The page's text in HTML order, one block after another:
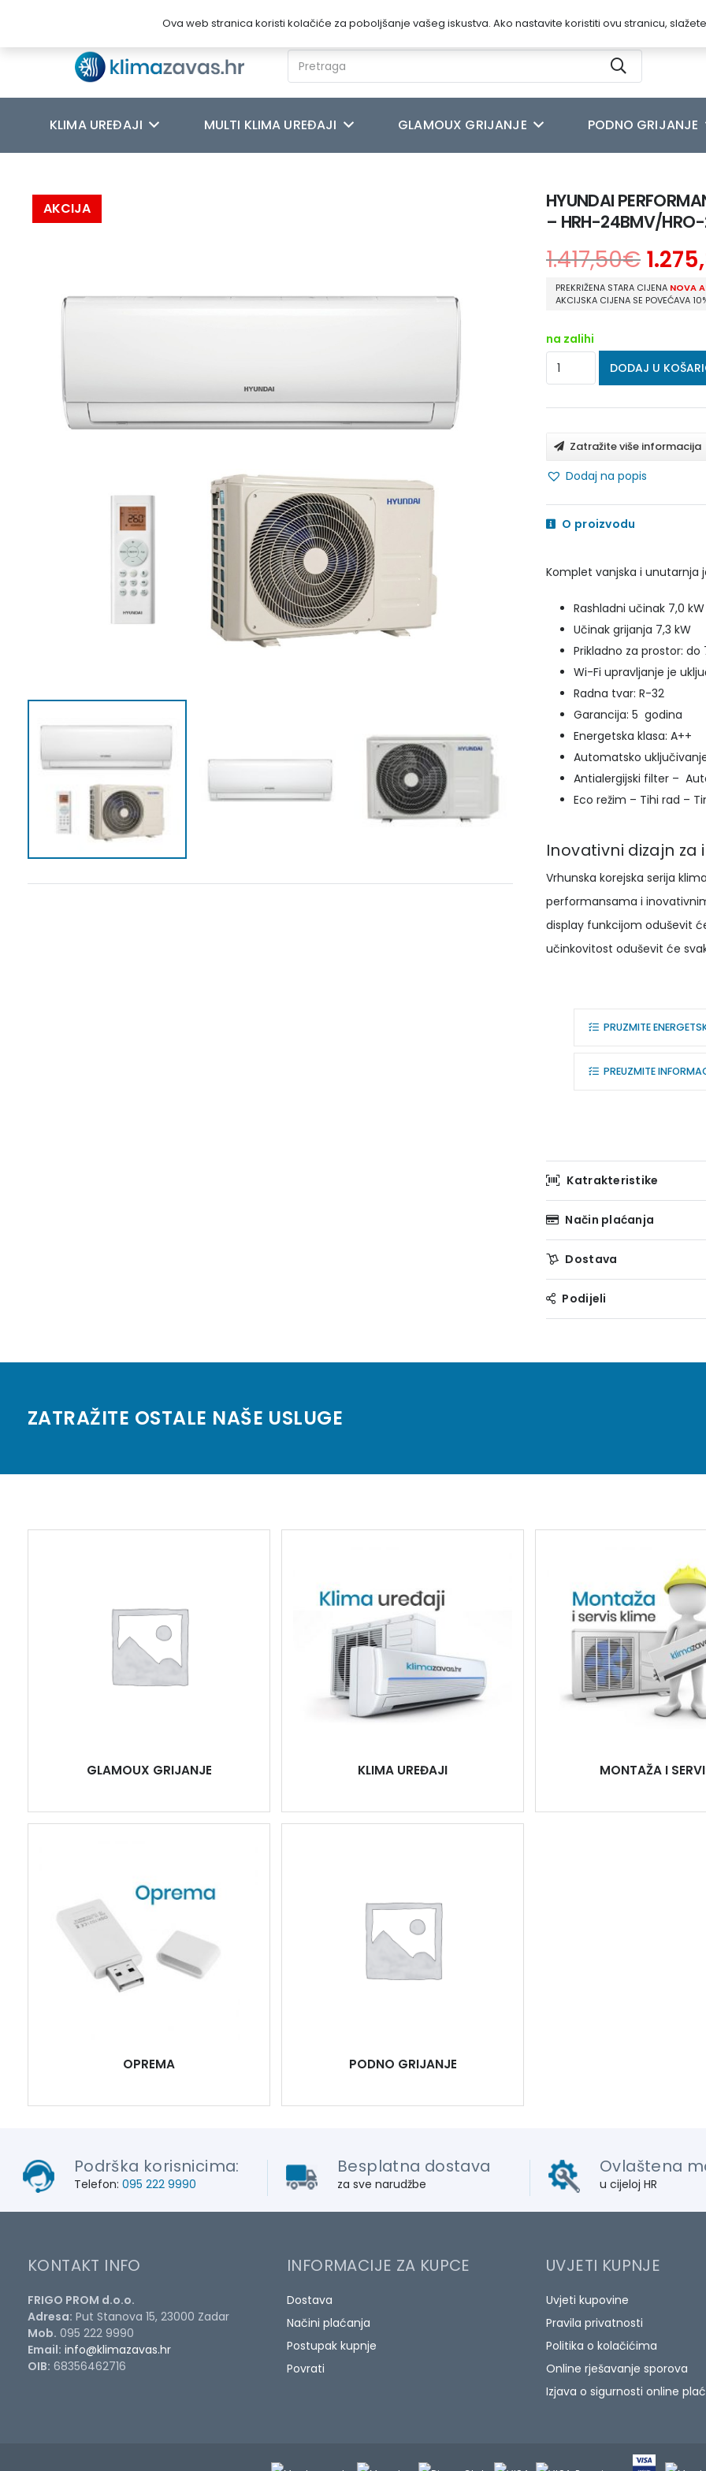
Kontakt
KLIMA UREĐAJI MULTI KLIMA UREĐAJI GLAMOUX GRIJANJE PODNO GRIJANJE
AKCIJA
HYUNDAI
– HRH-24BMV/
1.417,50€
PREKRIŽENA STARA CIJENA NOVA
AKCIJSKA CIJENA SE POVEĆAVA
na zalihi
HYUNDAI
PERFORMANCE
INVERTER
KLIMA
UREĐAJ
7.0
kW
HRH-
24BMV
količina
DODAJ U
Zatražite više informacija
Dodaj na popis
O proizvodu
Komplet vanjska i unutarnja
Rashladni učinak 7,0 kW
Učinak grijanja 7,3 kW
Prikladno za prostor: do
Wi-Fi upravljanje je
Radna tvar: R-32
Garancija: 5 godina
Energetska klasa: A++
Automatsko
Antialergijski filter –
Eco režim – Tihi rad –
Inovativni dizajn
Vrhunska korejska serija
performansama i
display funkcijom oduševit
učinkovitost oduševit će
PRUZMITE
PREUZMITE
Katrakteristike
Način plaćanja
Dostava
Podijeli
ZATRAŽITE OSTALE NAŠE USLUGE
GLAMOUX GRIJANJE KLIMA UREĐAJI MONTAŽA I
OPREMA PODNO GRIJANJE
Podrška korisnicima:
Telefon: 095 222 9990
Besplatna dostava
za sve narudžbe
Ovlaštena
u cijeloj HR
KONTAKT INFO
FRIGO PROM d.o.o.
Adresa: Put Stanova 15, 23000 Zadar
Mob. 095 222 9990
Email: info@klimazavas.hr
OIB: 68356462716
INFORMACIJE ZA KUPCE
Dostava
Načini plaćanja
Postupak kupnje
Povrati
UVJETI KUPNJE
Uvjeti kupovine
Pravila privatnosti
Politika o kolačićima
Online rješavanje sporova
Izjava o sigurnosti online
Ova web stranica koristi kolačiće za poboljšanje vašeg iskustva. Ako nastavite koristiti ovu stranicu,